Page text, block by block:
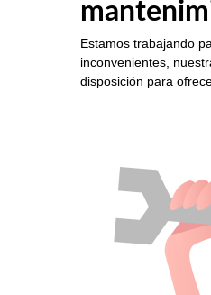
Estamos trabajando
inconvenientes,
disposición para